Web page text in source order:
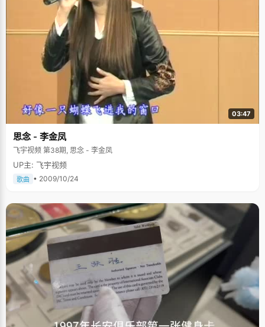
03:47
思念 - 李金凤
飞宇视频 第38期, 思念 - 李金凤
UP主: 飞宇视频
歌曲 • 2009/10/24